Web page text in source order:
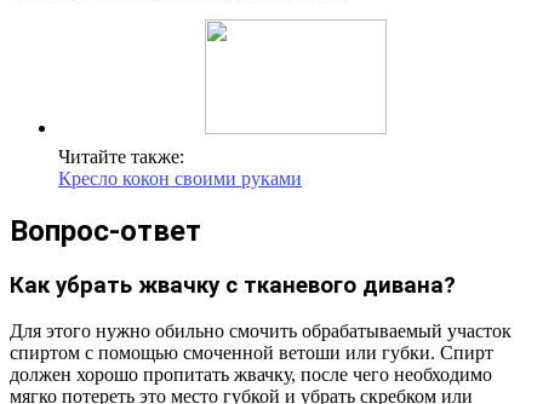
Читайте также:
Кресло кокон своими руками
Вопрос-ответ
Как убрать жвачку с тканевого дивана?
Для этого нужно обильно смочить обрабатываемый участок
спиртом с помощью смоченной ветоши или губки. Спирт
должен хорошо пропитать жвачку, после чего необходимо
мягко потереть это место губкой и убрать скребком или